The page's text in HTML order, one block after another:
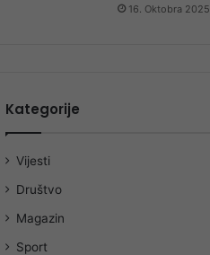
16. Oktobra 2025.
Kategorije
Vijesti
Društvo
Magazin
Sport